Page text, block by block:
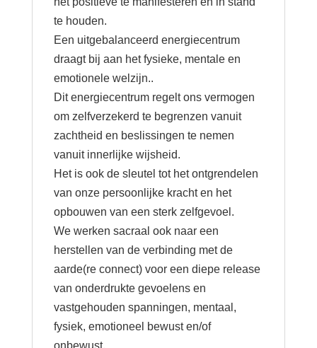
te houden.
Een uitgebalanceerd energiecentrum
draagt bij aan het fysieke, mentale en
emotionele welzijn..
Dit energiecentrum regelt ons vermogen
om zelfverzekerd te begrenzen vanuit
zachtheid en beslissingen te nemen
vanuit innerlijke wijsheid.
Het is ook de sleutel tot het ontgrendelen
van onze persoonlijke kracht en het
opbouwen van een sterk zelfgevoel.
We werken sacraal ook naar een
herstellen van de verbinding met de
aarde(re connect) voor een diepe release
van onderdrukte gevoelens en
vastgehouden spanningen, mentaal,
fysiek, emotioneel bewust en/of